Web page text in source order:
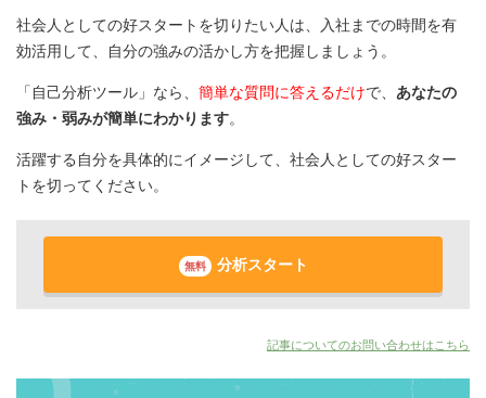
社会人としての好スタートを切りたい人は、入社までの時間を有
効活用して、自分の強みの活かし方を把握しましょう。
「自己分析ツール」なら、 簡単な質問に答えるだけで、 あなたの
強み・弱みが簡単にわかります。
活躍する自分を具体的にイメージして、社会人としての好スター
トを切ってください。
無料 分析スタート
記事についてのお問い合わせはこちら